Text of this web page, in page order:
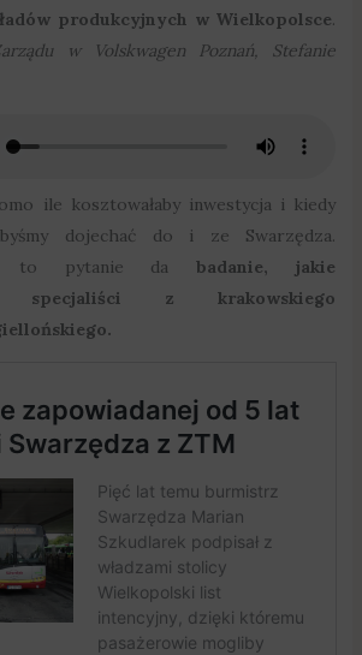
produkcyjnych w Wielkopolsce.
w Volskwagen Poznań, Stefanie
ile kosztowałaby inwestycja i kiedy
dojechać do i ze Swarzędza.
to pytanie dabadanie, jakie
specjaliści z krakowskiego